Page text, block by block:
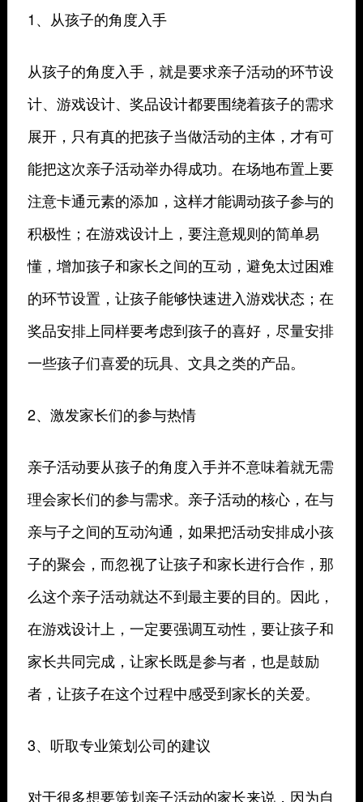
1、从孩子的角度入手
从孩子的角度入手，就是要求亲子活动的环节设
计、游戏设计、奖品设计都要围绕着孩子的需求
展开，只有真的把孩子当做活动的主体，才有可
能把这次亲子活动举办得成功。在场地布置上要
注意卡通元素的添加，这样才能调动孩子参与的
积极性；在游戏设计上，要注意规则的简单易
懂，增加孩子和家长之间的互动，避免太过困难
的环节设置，让孩子能够快速进入游戏状态；在
奖品安排上同样要考虑到孩子的喜好，尽量安排
一些孩子们喜爱的玩具、文具之类的产品。
2、激发家长们的参与热情
亲子活动要从孩子的角度入手并不意味着就无需
理会家长们的参与需求。亲子活动的核心，在与
亲与子之间的互动沟通，如果把活动安排成小孩
子的聚会，而忽视了让孩子和家长进行合作，那
么这个亲子活动就达不到最主要的目的。因此，
在游戏设计上，一定要强调互动性，要让孩子和
家长共同完成，让家长既是参与者，也是鼓励
者，让孩子在这个过程中感受到家长的关爱。
3、听取专业策划公司的建议
对于很多想要策划亲子活动的家长来说，因为自